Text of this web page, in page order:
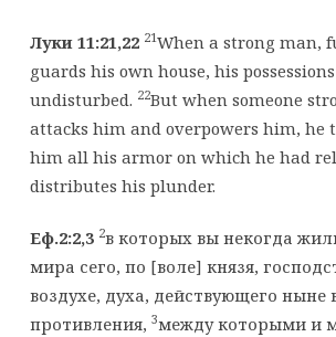
Луки 11:21,22 21When a strong man,
guards his own house, his
undisturbed. 22But when someone
attacks him and overpowers him, he
him all his armor on which he had
distributes his plunder.
Еф.2:2,3 2в которых вы некогда
мира сего, по [воле] князя,
воздухе, духа, действующего ныне
противления, 3между которыми и